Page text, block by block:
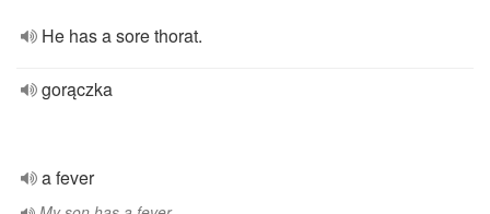
He has a sore thorat.
gorączka
a fever